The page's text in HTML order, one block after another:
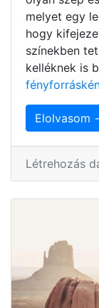
melyet egy
hogy
színekben
kelléknek is
Elolvasom
Létrehozás